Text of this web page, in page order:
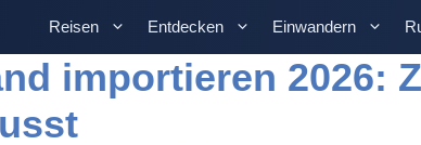
Reisen Entdecken Einwandern
importieren 2026: